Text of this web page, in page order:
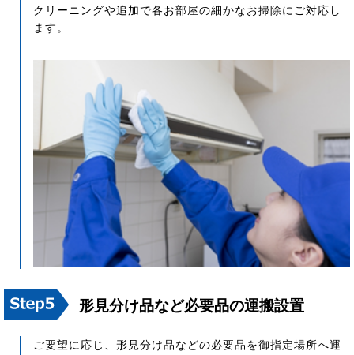
クリーニングや追加で各お部屋の細かなお掃除にご対応し
ます。
形見分け品など必要品の運搬設置
ご要望に応じ、形見分け品などの必要品を御指定場所へ運